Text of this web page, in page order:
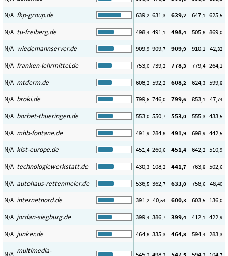
N/A fkp-group.de 639,2 631,3 639,2 647,1 625,5
N/A tu-freiberg.de 498,4 491,1 498,4 505,8 869,0
N/A wiedemannserver.de 909,9 909,7 909,9 910,1 42,32
N/A franken-lehrmittel.de 753,0 739,2 778,3 779,4 264,1
N/A mtderm.de 608,2 592,2 608,2 624,3 599,8
N/A broki.de 799,6 746,0 799,6 853,1 47,74
N/A borbet-thueringen.de 553,0 550,7 553,0 555,3 433,5
N/A mhb-fontane.de 491,9 284,8 491,9 698,9 442,5
N/A kist-europe.de 451,4 260,6 451,4 642,2 510,9
N/A technologiewerkstatt.de 430,3 108,2 441,7 763,8 502,6
N/A autohaus-rettenmeier.de 536,5 362,7 633,0 758,6 48,40
N/A internetnord.de 391,2 40,54 600,3 603,5 136,0
N/A jordan-siegburg.de 399,4 386,7 399,4 412,1 422,9
N/A junker.de 464,8 335,3 464,8 594,4 283,3
multimedia-